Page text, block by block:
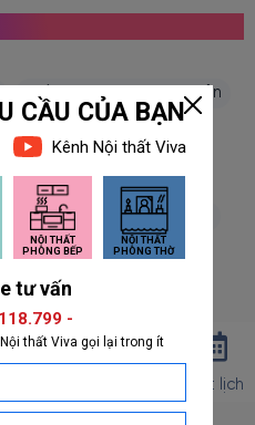
giấy dán tường nhật bản
dán tường phòng khách
giấy dán tường bếp
giấy dán tường trẻ em
decal dán tường
tường giả đá
giấy dán tường giả gạch
Đặt lịch